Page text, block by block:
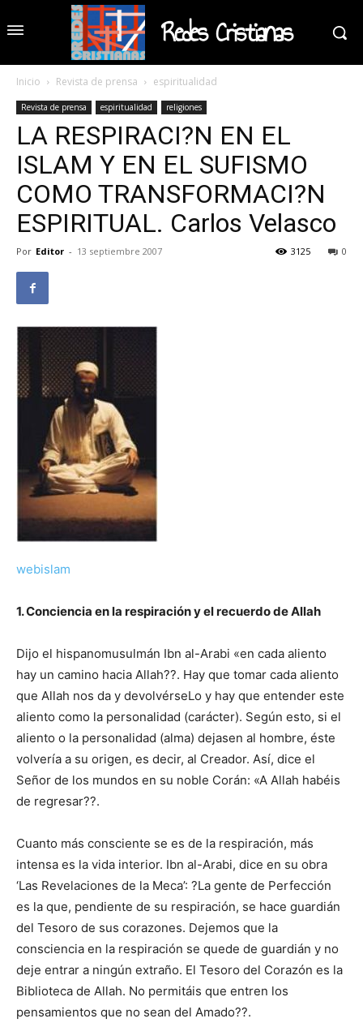
Redes Cristianas
Inicio Revista de prensa espiritualidad
Revista de prensa espiritualidad religiones
LA RESPIRACI?N EN EL
ISLAM Y EN EL SUFISMO
COMO TRANSFORMACI?N
ESPIRITUAL. Carlos Velasco
Por Editor - 13 septiembre 2007 0
3125
webislam
1. Conciencia en la respiración y el recuerdo de Allah
Dijo el hispanomusulmán Ibn al-Arabi «en cada aliento
hay un camino hacia Allah??. Hay que tomar cada aliento
que Allah nos da y devolvérseLo y hay que entender este
aliento como la personalidad (carácter). Según esto, si el
aliento o la personalidad (alma) dejasen al hombre, éste
volvería a su origen, es decir, al Creador. Así, dice el
Señor de los mundos en su noble Corán: «A Allah habéis
de regresar??.
Cuanto más consciente se es de la respiración, más
intensa es la vida interior. Ibn al-Arabi, dice en su obra
‘Las Revelaciones de la Meca’: ?La gente de Perfección
es la que, pendiente de su respiración, se hace guardián
del Tesoro de sus corazones. Dejemos que la
consciencia en la respiración se quede de guardián y no
deje entrar a ningún extraño. El Tesoro del Corazón es la
Biblioteca de Allah. No permitáis que entren los
pensamientos que no sean del Amado??.